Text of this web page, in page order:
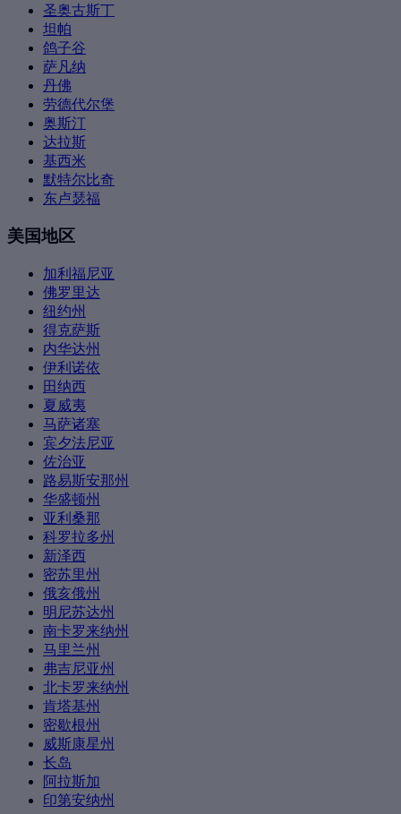
圣奥古斯丁
坦帕
鸽子谷
萨凡纳
丹佛
劳德代尔堡
奥斯汀
达拉斯
基西米
默特尔比奇
东卢瑟福
美国地区
加利福尼亚
佛罗里达
纽约州
得克萨斯
内华达州
伊利诺依
田纳西
夏威夷
马萨诸塞
宾夕法尼亚
佐治亚
路易斯安那州
华盛顿州
亚利桑那
科罗拉多州
新泽西
密苏里州
俄亥俄州
明尼苏达州
南卡罗来纳州
马里兰州
弗吉尼亚州
北卡罗来纳州
肯塔基州
密歇根州
威斯康星州
长岛
阿拉斯加
印第安纳州